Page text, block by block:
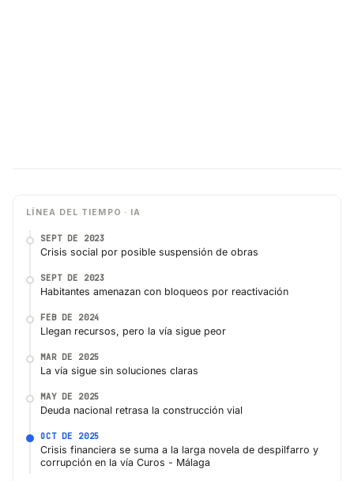
LÍNEA DEL TIEMPO · IA
SEPT DE 2023
Crisis social por posible suspensión de obras
SEPT DE 2023
Habitantes amenazan con bloqueos por reactivación
FEB DE 2024
Llegan recursos, pero la vía sigue peor
MAR DE 2025
La vía sigue sin soluciones claras
MAY DE 2025
Deuda nacional retrasa la construcción vial
OCT DE 2025
Crisis financiera se suma a la larga novela de despilfarro y
corrupción en la vía Curos - Málaga